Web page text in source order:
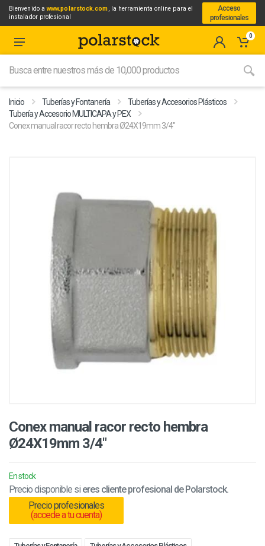
Bienvenido awww.polarstock.com, la herramienta online para el
instalador profesional
Acceso
profesionales
0
Inicio Tuberías y Fontanería
Tuberías y Accesorios Plásticos
Tubería y Accesorio MULTICAPA y PEX
Conex manual racor recto hembra Ø24X19mm 3/4"
Conex manual racor recto hembra
Ø24X19mm 3/4"
En stock
Precio disponible si eres cliente profesional de Polarstock.
Precio profesionales
(accede a tu cuenta)